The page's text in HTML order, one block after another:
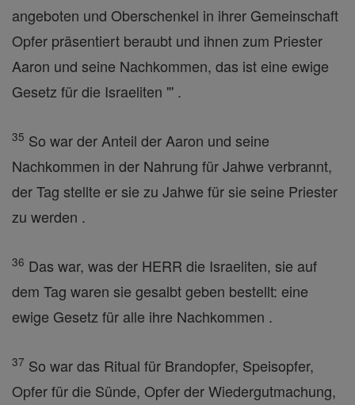
angeboten und Oberschenkel in ihrer Gemeinschaft
Opfer präsentiert beraubt und ihnen zum Priester
Aaron und seine Nachkommen, das ist eine ewige
Gesetz für die Israeliten "' .
35 So war der Anteil der Aaron und seine
Nachkommen in der Nahrung für Jahwe verbrannt,
der Tag stellte er sie zu Jahwe für sie seine Priester
zu werden .
36 Das war, was der HERR die Israeliten, sie auf
dem Tag waren sie gesalbt geben bestellt: eine
ewige Gesetz für alle ihre Nachkommen .
37 So war das Ritual für Brandopfer, Speisopfer,
Opfer für die Sünde, Opfer der Wiedergutmachung,